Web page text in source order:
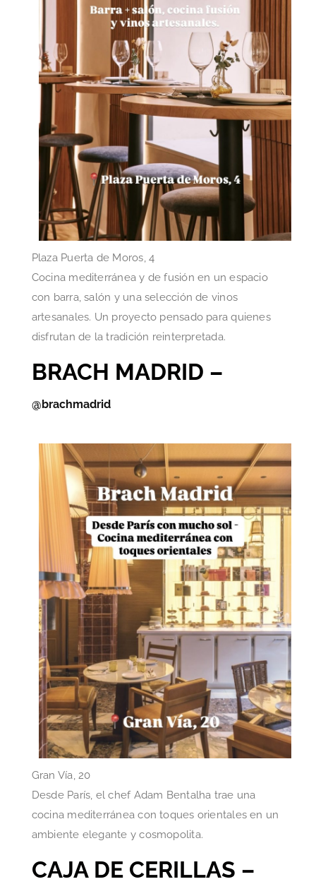
Plaza Puerta de Moros, 4
Cocina mediterránea y de fusión en un espacio
con barra, salón y una selección de vinos
artesanales. Un proyecto pensado para quienes
disfrutan de la tradición reinterpretada.
BRACH MADRID –
@brachmadrid
Gran Vía, 20
Desde París, el chef Adam Bentalha trae una
cocina mediterránea con toques orientales en un
ambiente elegante y cosmopolita.
CAJA DE CERILLAS –